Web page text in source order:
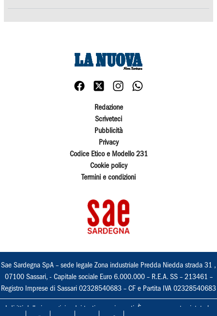
Redazione
Scriveteci
Pubblicità
Privacy
Codice Etico e Modello 231
Cookie policy
Termini e condizioni
Sae Sardegna SpA – sede legale Zona industriale Predda Niedda strada 31 ,
07100 Sassari, - Capitale sociale Euro 6.000.000 – R.E.A. SS – 213461 –
Registro Imprese di Sassari 02328540683 – CF e Partita IVA 02328540683
I diritti delle immagini e dei testi sono riservati. È espressamente vietata la